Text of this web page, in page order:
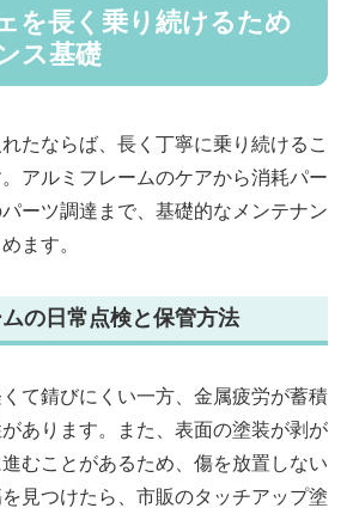
を長く乗り続けるため
ス基礎
たならば、長く丁寧に乗り続けるこ
アルミフレームのケアから消耗パー
ーツ調達まで、基礎的なメンテナン
ます。
の日常点検と保管方法
て錆びにくい一方、金属疲労が蓄積
あります。また、表面の塗装が剥が
むことがあるため、傷を放置しない
見つけたら、市販のタッチアップ塗